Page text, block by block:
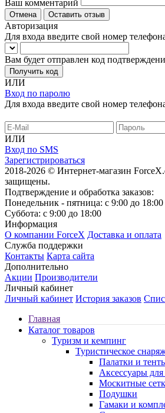
Ваш комментарий
Отмена Оставить отзыв
Авторизация
Для входа введите свой номер
Вам будет отправлен код
Получить код
ИЛИ
Вход по паролю
Для входа введите свой номер
ИЛИ
Вход по SMS
Зарегистрироваться
2018-2026 © Интернет-магазин
защищены.
Подтверждение и обработка заказов:
Понедельник - пятница: с 9:00 до 18:00
Суббота: с 9:00 до 18:00
Информация
О компании ForceX Доставка и оплата
Служба поддержки
Контакты Карта сайта
Дополнительно
Акции Производители
Личный кабинет
Личный кабинет История заказов
Главная
Каталог товаров
Туризм и кемпинг
Туристическое
Палатки и
Аксессуары
Москитные
Подушки
Гамаки и